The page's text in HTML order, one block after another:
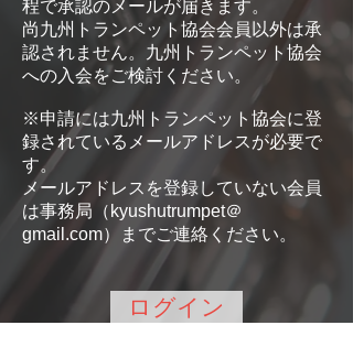
程で承認のメールが届きます。
尚九州トランペット協会会員以外は承
認されません。九州トランペット協会
への入会をご検討ください。
※申請には九州トランペット協会に登
録されているメールアドレスが必要で
す。
メールアドレスを登録していない会員
は事務局（kyushutrumpet＠
gmail.com）までご連絡ください。
ログイン